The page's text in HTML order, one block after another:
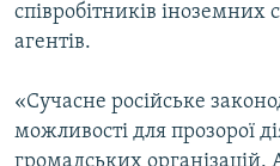
співробітників іноземних
агентів.
«Сучасне російське
можливості для прозорої